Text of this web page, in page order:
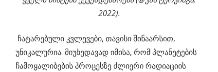
2022).
ჩატარებული კვლევები, თავისი შინაარსით,
უნიკალურია. მიუხედავად იმისა, რომ პლანეტების
ჩამოყალიბების პროცესზე ძლიერი რადიაციის